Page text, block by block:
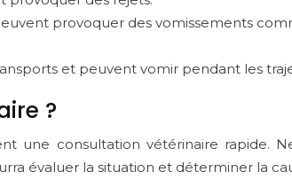
provoquer des vomissements
et peuvent vomir pendant les
?
une consultation vétérinaire rapide.
évaluer la situation et déterminer la